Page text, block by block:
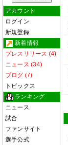
アカウント
ログイン
新規登録
新着情報
プレスリリース (4)
ニュース (34)
ブログ (7)
トピックス
ランキング
ニュース
試合
ファンサイト
選手公式